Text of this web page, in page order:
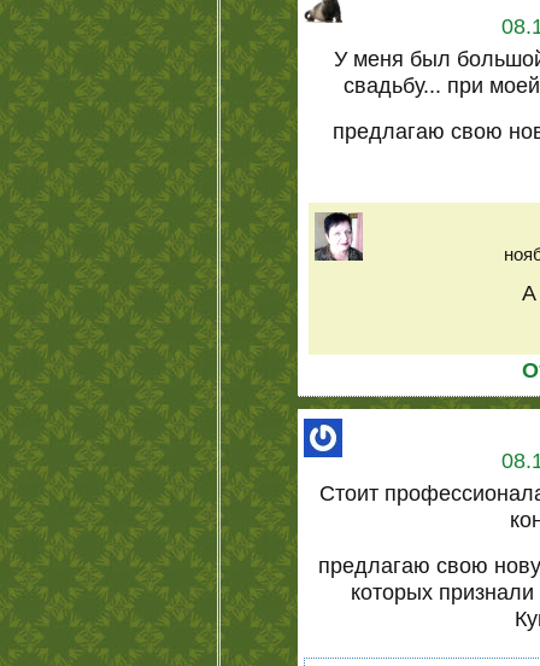
У меня был
свадьбу... при
предлагаю свою
А
Стоит
предлагаю свою
которых